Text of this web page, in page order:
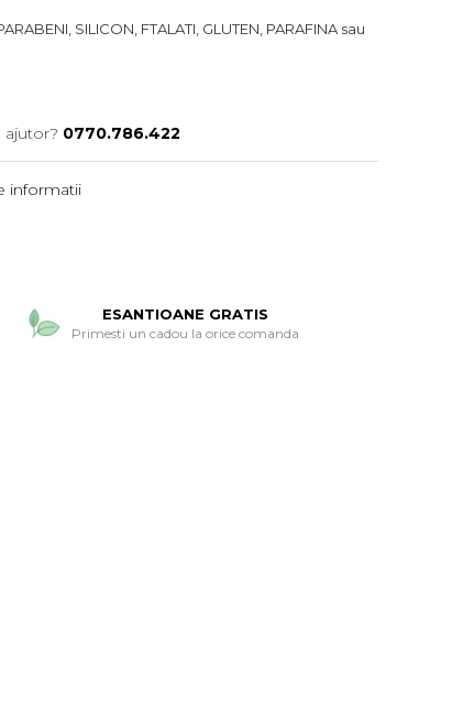
SILICON, FTALATI, GLUTEN, PARAFINA sau
ajutor? 0770.786.422
informatii
ESANTIOANE GRATIS
Primesti un cadou la orice comanda